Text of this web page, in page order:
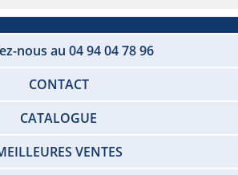
nous au 04 94 04 78 96
CONTACT
CATALOGUE
VENTES